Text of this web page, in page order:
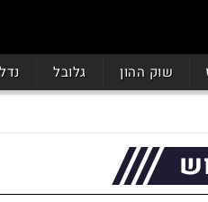
שוק ההון גלובל